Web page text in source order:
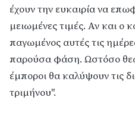
έχουν την ευκαιρία να
μειωμένες τιμές. Αν και ο
παγωμένος αυτές τις
παρούσα φάση. Ωστόσο
έμποροι θα καλύψουν τις
τριμήνου".